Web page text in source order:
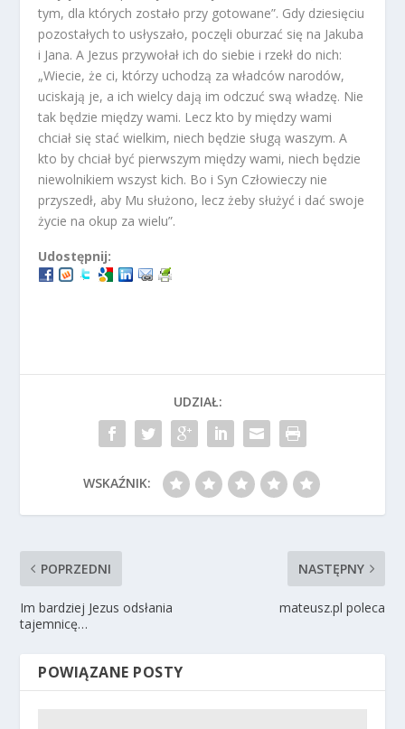
tym, dla których zostało przy gotowane”. Gdy dziesięciu
pozostałych to usłyszało, poczęli oburzać się na Jakuba
i Jana. A Jezus przywołał ich do siebie i rzekł do nich:
„Wiecie, że ci, którzy uchodzą za władców narodów,
uciskają je, a ich wielcy dają im odczuć swą władzę. Nie
tak będzie między wami. Lecz kto by między wami
chciał się stać wielkim, niech będzie sługą waszym. A
kto by chciał być pierwszym między wami, niech będzie
niewolnikiem wszyst kich. Bo i Syn Człowieczy nie
przyszedł, aby Mu służono, lecz żeby służyć i dać swoje
życie na okup za wielu”.
Udostępnij:
UDZIAŁ:
WSKAŹNIK:
POPRZEDNI
Im bardziej Jezus odsłania
tajemnicę…
NASTĘPNY
mateusz.pl poleca
POWIĄZANE POSTY